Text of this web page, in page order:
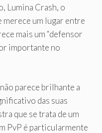
Lumina Crash, o
merece um lugar entre
mais um “defensor
importante no
parece brilhante a
das suas
que se trata de um
PvP é particularmente